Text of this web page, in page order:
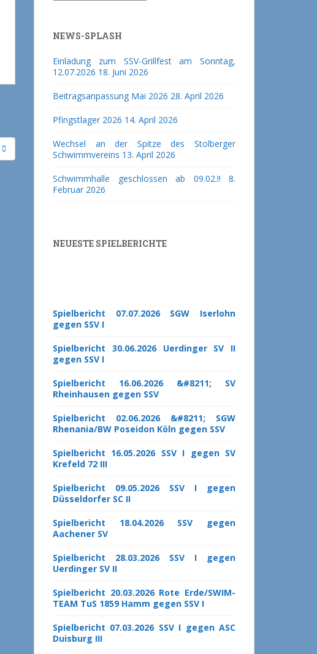
NEWS-SPLASH
Einladung zum SSV-Grillfest am Sonntag,
12.07.2026 18. Juni 2026
Beitragsanpassung Mai 2026 28. April 2026
Pfingstlager 2026 14. April 2026
Wechsel an der Spitze des Stolberger
Schwimmvereins 13. April 2026
Schwimmhalle geschlossen ab 09.02.!!
8.
Februar 2026
NEUESTE SPIELBERICHTE
Spielbericht 07.07.2026 SGW Iserlohn
gegen SSV I
Spielbericht 30.06.2026 Uerdinger SV II
gegen SSV I
Spielbericht 16.06.2026 &#8211; SV
Rheinhausen gegen SSV
Spielbericht 02.06.2026 &#8211; SGW
Rhenania/BW Poseidon Köln gegen SSV
Spielbericht 16.05.2026 SSV I gegen SV
Krefeld 72 III
Spielbericht 09.05.2026 SSV I gegen
Düsseldorfer SC II
Spielbericht 18.04.2026 SSV gegen
Aachener SV
Spielbericht 28.03.2026 SSV I gegen
Uerdinger SV II
Spielbericht 20.03.2026 Rote Erde/SWIM-
TEAM TuS 1859 Hamm gegen SSV I
Spielbericht 07.03.2026 SSV I gegen ASC
Duisburg III